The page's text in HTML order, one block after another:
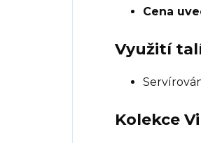
Cena
Využití
Kolekce